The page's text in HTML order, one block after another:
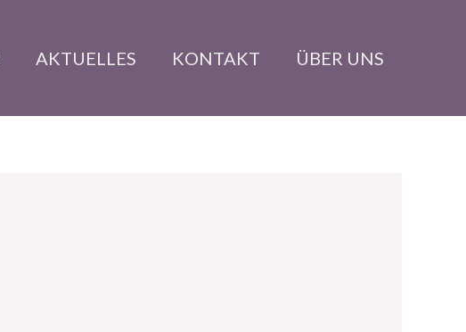
AKTUELLES KONTAKT ÜBER UNS